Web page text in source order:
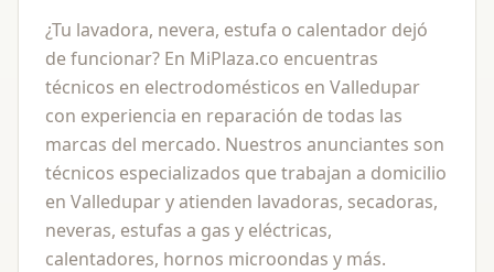
¿Tu lavadora, nevera, estufa o calentador dejó
de funcionar? En MiPlaza.co encuentras
técnicos en electrodomésticos en Valledupar
con experiencia en reparación de todas las
marcas del mercado. Nuestros anunciantes son
técnicos especializados que trabajan a domicilio
en Valledupar y atienden lavadoras, secadoras,
neveras, estufas a gas y eléctricas,
calentadores, hornos microondas y más.